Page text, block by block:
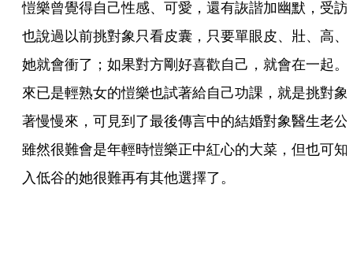
愷樂曾覺得自己性感、可愛，還有詼諧加幽默，受訪
也說過以前挑對象只看皮囊，只要單眼皮、壯、高、
她就會衝了；如果對方剛好喜歡自己，就會在一起。
來已是輕熟女的愷樂也試著給自己功課，就是挑對象
著慢慢來，可見到了最後傳言中的結婚對象醫生老公
雖然很難會是年輕時愷樂正中紅心的大菜，但也可知
入低谷的她很難再有其他選擇了。